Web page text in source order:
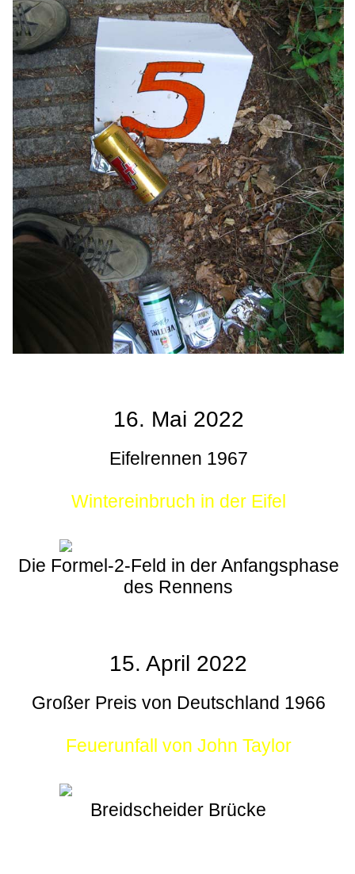
16. Mai 2022
Eifelrennen 1967
Wintereinbruch in der Eifel
Die Formel-2-Feld in der Anfangsphase
des Rennens
15. April 2022
Großer Preis von Deutschland 1966
Feuerunfall von John Taylor
Breidscheider Brücke